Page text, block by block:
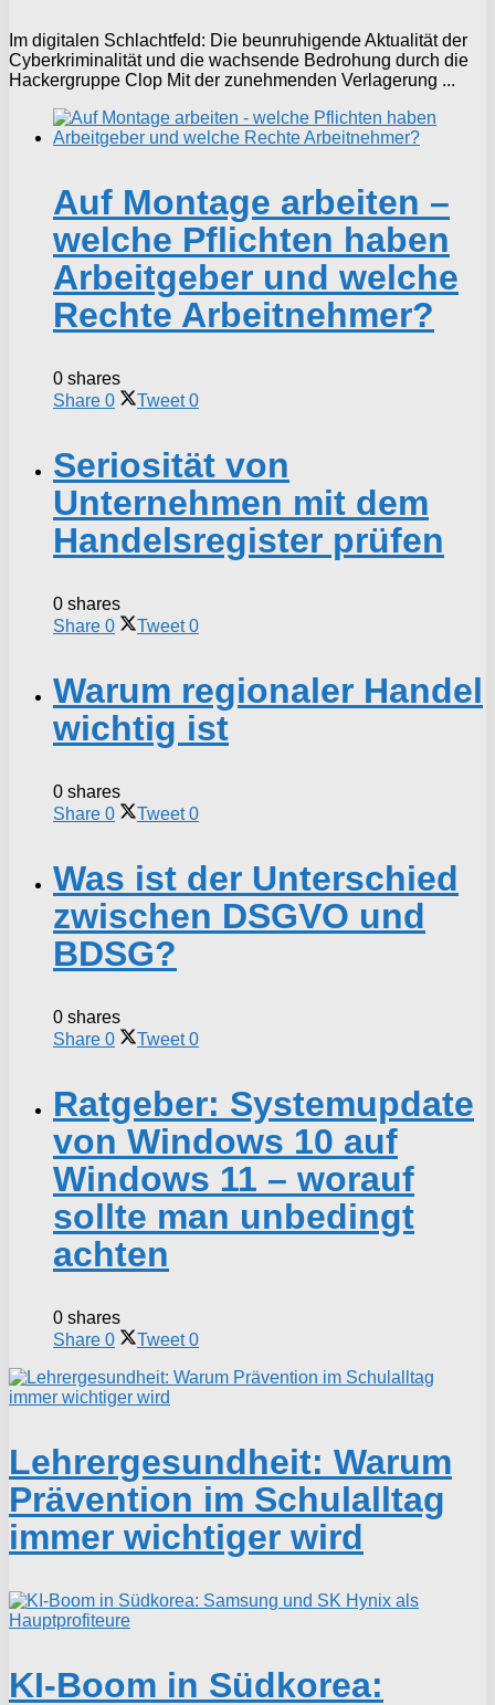
Im digitalen Schlachtfeld: Die beunruhigende Aktualität der
Cyberkriminalität und die wachsende Bedrohung durch die
Hackergruppe Clop Mit der zunehmenden Verlagerung ...
Auf Montage arbeiten –
welche Pflichten haben
Arbeitgeber und welche
Rechte Arbeitnehmer?
0 shares
Share 0 Tweet 0
Seriosität von
Unternehmen mit dem
Handelsregister prüfen
0 shares
Share 0 Tweet 0
Warum regionaler Handel
wichtig ist
0 shares
Share 0 Tweet 0
Was ist der Unterschied
zwischen DSGVO und
BDSG?
0 shares
Share 0 Tweet 0
Ratgeber: Systemupdate
von Windows 10 auf
Windows 11 – worauf
sollte man unbedingt
achten
0 shares
Share 0 Tweet 0
Lehrergesundheit: Warum
Prävention im Schulalltag
immer wichtiger wird
KI-Boom in Südkorea: